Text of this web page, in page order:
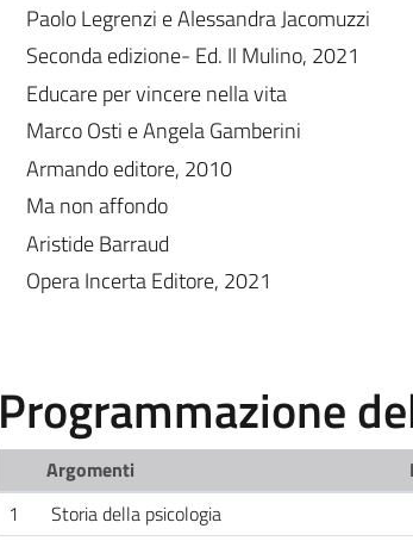
Paolo Legrenzi e Alessandra Jacomuzzi
Seconda edizione- Ed. Il Mulino, 2021
Educare per vincere nella vita
Marco Osti e Angela Gamberini
Armando editore, 2010
Ma non affondo
Aristide Barraud
Opera Incerta Editore, 2021
Programmazione
Argomenti
1
Storia della psicologia